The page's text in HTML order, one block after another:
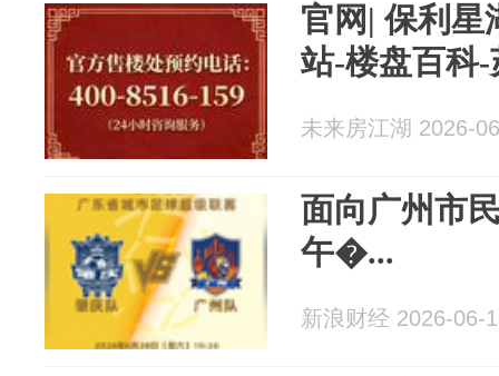
官网| 保利星
站-楼盘百科
未来房江湖 2026-
面向广州市
午�...
新浪财经 2026-06-